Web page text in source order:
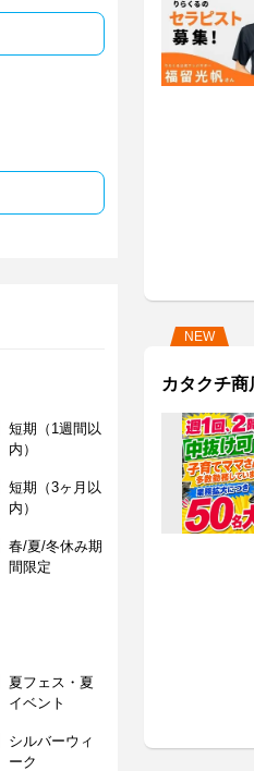
短期（1週間以
内）
短期（3ヶ月以
内）
春/夏/冬休み期
間限定
夏フェス・夏
イベント
シルバーウィ
ーク
NEW
カタクチ商